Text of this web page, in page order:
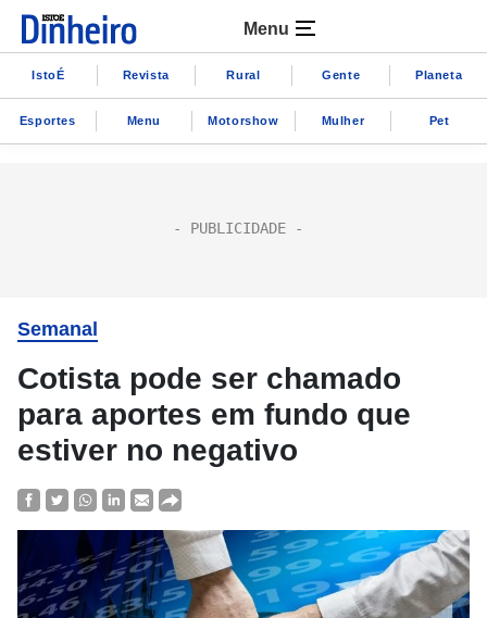
Menu
IstoÉ Revista Rural Gente Planeta
Esportes Menu Motorshow Mulher Pet
Semanal
Cotista pode ser chamado
para aportes em fundo que
estiver no negativo